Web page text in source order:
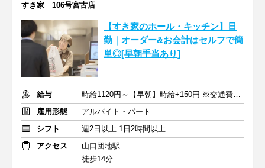
すき家 106号宮古店
【すき家のホール・キッチン】日
勤｜オーダー&お会計はセルフで簡
単◎[早朝手当あり]
給与
時給1120円～【早朝】時給+150円 ※交通費支給
雇用形態
アルバイト・パート
シフト
週2日以上 1日2時間以上
アクセス
山口団地駅
徒歩14分